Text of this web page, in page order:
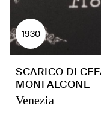
1930
SCARICO DI
MONFALCONE
Venezia